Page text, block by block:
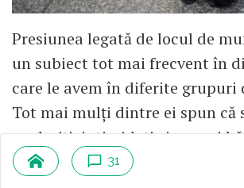
Presiunea legată de locul de
un subiect tot mai frecvent în
care le avem în diferite grupuri
Tot mai mulți dintre ei spun că
copleșiți, intimidați și supuși
psihologice la locul de muncă, și
31